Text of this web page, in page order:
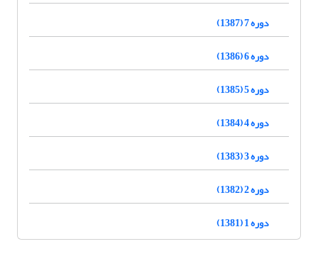
دوره 7 (1387)
دوره 6 (1386)
دوره 5 (1385)
دوره 4 (1384)
دوره 3 (1383)
دوره 2 (1382)
دوره 1 (1381)